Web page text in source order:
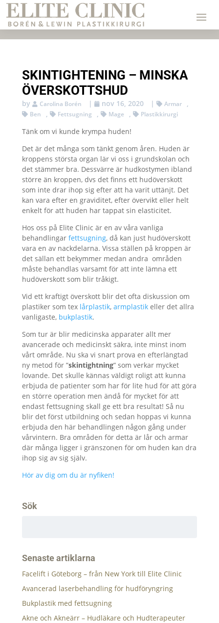
SKINTIGHTENING – MINSKA
ÖVERSKOTTSHUD
by Carolina Borén | nov 16, 2020 | Armar ,
Ben , Fettsugning , Mage , Plastikkirurgi
Tänk om vi kunde krympa huden!
Det är det många som tänkt genom åren. Huden är
kroppens största organ lär vi oss i grundskolan och
det stämmer bra. Dessvärre är hudkostymen ibland
större än kroppen, dvs det finns ett hudöverskott
som inte drar ihop sig efter att ha varit uttänjt. Det
kan vara efter en graviditet, efter övervikt eller helt
enkelt för att huden har tappat sin elasticitet.
Hos oss på Elite Clinic är en av våra vanliga
behandlingar fettsugning, då kan just hudöverskott
vara en av nackdelarna. Vissa ställen på kroppen är
det sällan ett bekymmer medan andra områden
måste behandlas varsamt för att inte lämna ett
hudöverskott som blir tråkigt.
Vid ett kraftigt överskott blir det ofta diskussion om
plastiker som tex lårplastik, armplastikeller det allra
vanligaste, bukplastik.
Som tur är blir medicinska apparater allt mer
avancerade och medicinskt säkra, inte minst inom
vårt område. Nu ska vi snart prova en efterlängtad
ny metod för ”skintightning” som verkar mycket
lovande. Det skulle kännas väldigt roligt att kunna
erbjuda de patienter som har för lite hud för att göra
en större operation men ändå för mycket för att
endast fettsugning skall ge ett bra resultat! Så nu
blir det först utbildning och sedan hoppas vi kunna
erbjuda den här behandlingen någon gång under
vårvintern. Bra områden för detta är lår och armar
där många ligger i gränszonen för om huden kan dra
ihop sig av sig själv.
Hör av dig om du är nyfiken!
Sök
Senaste artiklarna
Facelift i Göteborg – från New York till Elite Clinic
Avancerad laserbehandling för hudföryngring
Bukplastik med fettsugning
Akne och Akneärr – Hudläkare och Hudterapeuter